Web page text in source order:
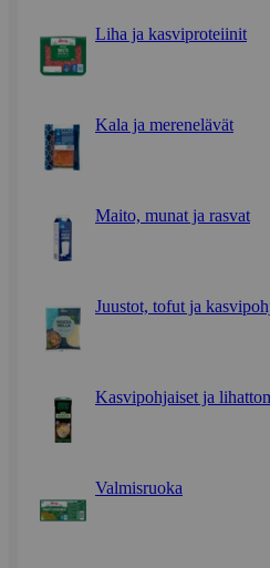
Liha ja kasviproteiinit
Kala ja merenelävät
Maito, munat ja rasvat
Juustot, tofut ja
Kasvipohjaiset ja
Valmisruoka